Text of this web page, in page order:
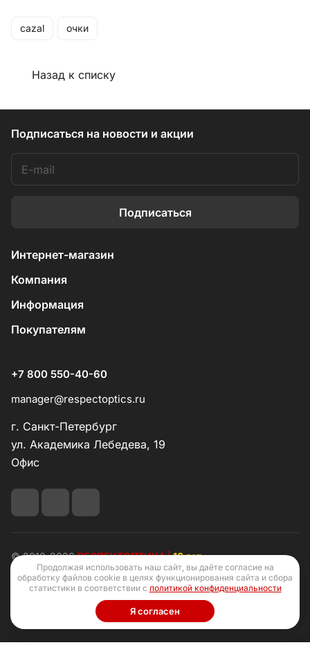
cazal очки
Назад к списку
Подписаться на новости и акции
Подписаться
Интернет-магазин
Компания
Информация
Покупателям
+7 800 550-40-60
manager@respectoptics.ru
г. Санкт-Петербург
ул. Академика Лебедева, 19
Офис
© 2010-2026РЕСПЕКТОПТИКА |16 лет
Конфиденциальность
Продолжая использовать наш сайт, вы даёте согласие на
обработку файлов cookie в целях функционирования сайта и сбора
статистики в соответствии с политикой конфиденциальности
Я согласен